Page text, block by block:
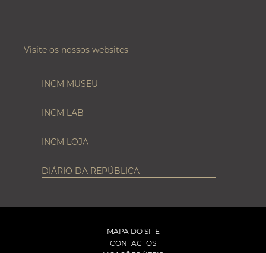
Visite os nossos websites
INCM MUSEU
INCM LAB
INCM LOJA
DIÁRIO DA REPÚBLICA
MAPA DO SITE
CONTACTOS